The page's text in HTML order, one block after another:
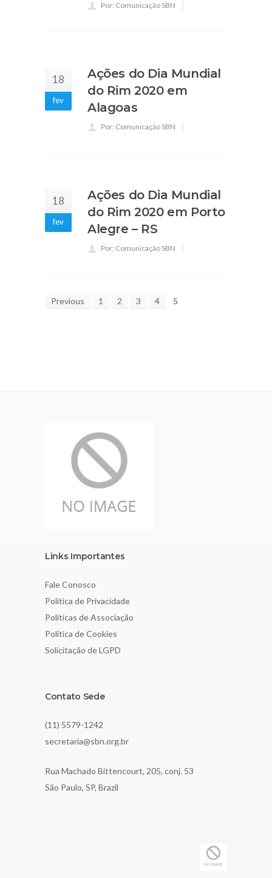
Por: Comunicação SBN
18
fev
Ações do Dia Mundial
do Rim 2020 em
Alagoas
Por: Comunicação SBN
18
fev
Ações do Dia Mundial
do Rim 2020 em Porto
Alegre – RS
Por: Comunicação SBN
Previous 1 2 3 4 5
Links Importantes
Fale Conosco
Política de Privacidade
Políticas de Associação
Política de Cookies
Solicitação de LGPD
Contato Sede
(11) 5579-1242
secretaria@sbn.org.br
Rua Machado Bittencourt, 205, conj. 53
São Paulo, SP, Brazil